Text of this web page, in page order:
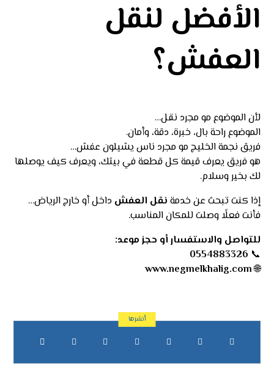
الأفضل لنقل
العفش؟
لأن الموضوع مو مجرد نقل…
الموضوع راحة بال، خبرة، دقة، وأمان.
فريق نجمة الخليج مو مجرد ناس يشيلون عفش…
هو فريق يعرف قيمة كل قطعة في بيتك، ويعرف كيف يوصلها
لك بخير وسلام.
إذا كنت تبحث عن خدمة نقل العفش داخل أو خارج الرياض…
فأنت فعلًا وصلت للمكان المناسب.
للتواصل والاستفسار أو حجز موعد:
📞
0554883326
🌐
www.negmelkhalig.com